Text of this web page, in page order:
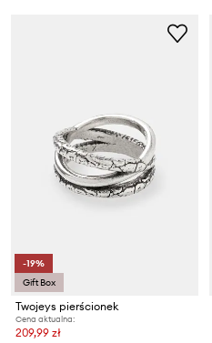
-19%
Gift Box
Twojeys pierścionek
Cena aktualna:
209,99 zł